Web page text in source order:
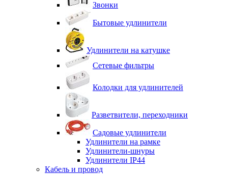
Звонки
Бытовые удлинители
Удлинители на катушке
Сетевые фильтры
Колодки для удлинителей
Разветвители, переходники
Садовые удлинители
Удлинители на рамке
Удлинители-шнуры
Удлинители IP44
Кабель и провод